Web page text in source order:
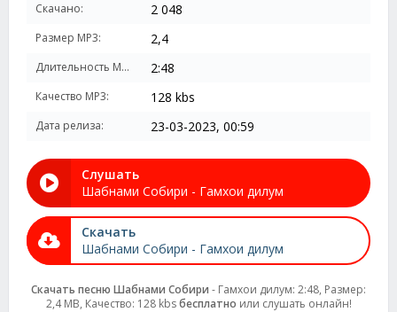
Скачано: 2 048
Размер MP3: 2,4
Длительность MP3: 2:48
Качество MP3: 128 kbs
Дата релиза: 23-03-2023, 00:59
Слушать
Шабнами Собири - Гамхои дилум
Скачать
Шабнами Собири - Гамхои дилум
Скачать песню Шабнами Собири - Гамхои дилум: 2:48, Размер:
2,4 MB, Качество: 128 kbsбесплатно или слушать онлайн!